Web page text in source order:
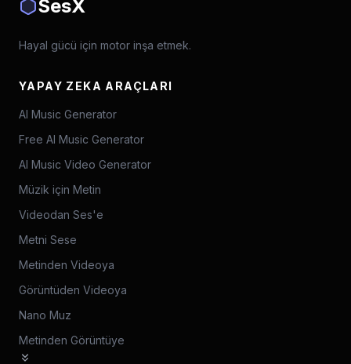
SesX
Hayal gücü için motor inşa etmek.
YAPAY ZEKA ARAÇLARI
AI Music Generator
Free AI Music Generator
AI Music Video Generator
Müzik için Metin
Videodan Ses'e
Metni Sese
Metinden Videoya
Görüntüden Videoya
Nano Muz
Metinden Görüntüye